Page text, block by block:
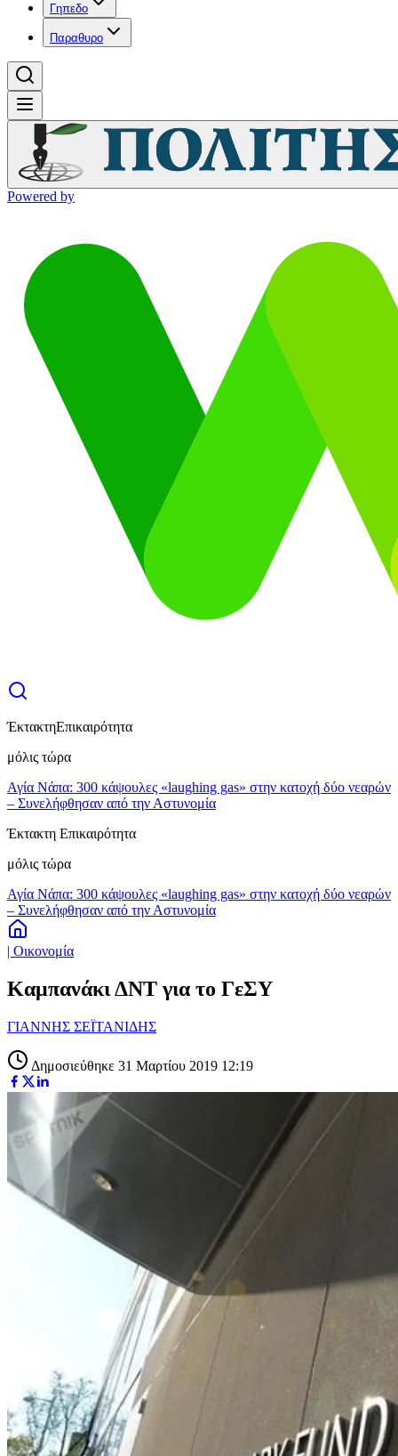
Γηπεδο
Παραθυρο
Powered by
ΈκτακτηΕπικαιρότητα
μόλις τώρα
Αγία Νάπα: 300 κάψουλες «laughing gas» στην κατοχή δύο νεαρών
– Συνελήφθησαν από την Αστυνομία
Έκτακτη Επικαιρότητα
μόλις τώρα
Αγία Νάπα: 300 κάψουλες «laughing gas» στην κατοχή δύο νεαρών
– Συνελήφθησαν από την Αστυνομία
| Οικονομία
Καμπανάκι ΔΝΤ για το ΓεΣΥ
ΓΙΑΝΝΗΣ ΣΕΪΤΑΝΙΔΗΣ
Δημοσιεύθηκε 31 Μαρτίου 2019 12:19